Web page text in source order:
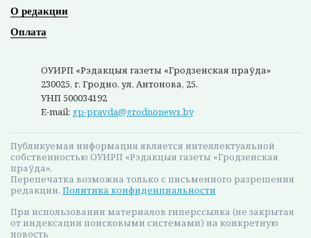
10:34 В Волковысском райисполкоме прошло
экстренное заседание комиссии по ЧС
Все новости